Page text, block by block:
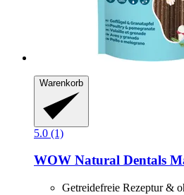
Warenkorb
5.0 (1)
WOW Natural Dentals
Getreidefreie Rezeptur &